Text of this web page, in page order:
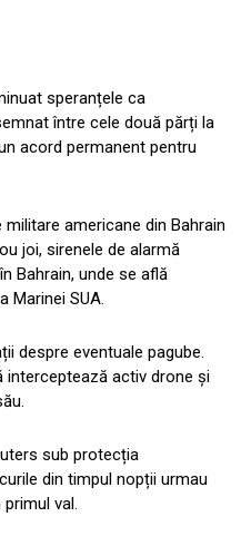
speranțele ca
între cele două părți la
acord permanent pentru
americane din Bahrain
joi, sirenele de alarmă
Bahrain, unde se află
Marinei SUA.
despre eventuale pagube.
interceptează activ drone și
sub protecția
din timpul nopții urmau
val.